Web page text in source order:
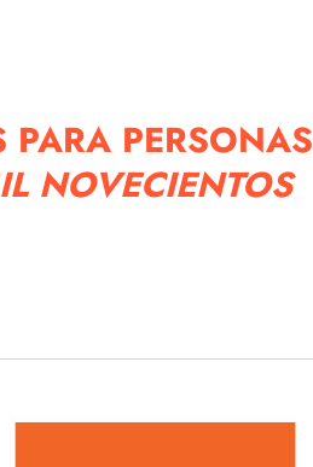
PARA PERSONAS
NOVECIENTOS